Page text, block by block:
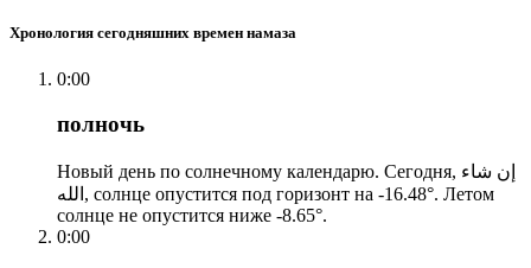
Хронология сегодняшних времен намаза
0:00
полночь
Новый день по солнечному календарю. Сегодня, إن شاء
الله, солнце опустится под горизонт на -16.48°. Летом
солнце не опустится ниже -8.65°.
0:00